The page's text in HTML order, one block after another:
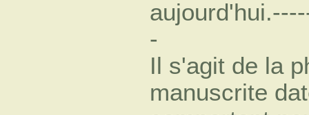
-
Il s'agit de la
manuscrite